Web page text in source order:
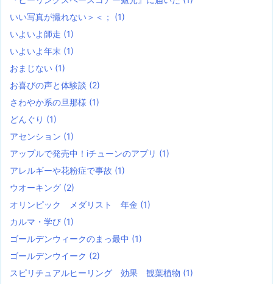
いい写真が撮れない＞＜； (1)
いよいよ師走 (1)
いよいよ年末 (1)
おまじない (1)
お喜びの声と体験談 (2)
さわやか系の旦那様 (1)
どんぐり (1)
アセンション (1)
アップルで発売中！iチューンのアプリ (1)
アレルギーや花粉症で事故 (1)
ウオーキング (2)
オリンピック メダリスト 年金 (1)
カルマ・学び (1)
ゴールデンウィークのまっ最中 (1)
ゴールデンウイーク (2)
スピリチュアルヒーリング 効果 観葉植物 (1)